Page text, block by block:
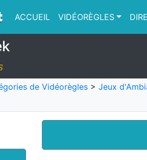
ACCUEIL VIDÉORÈGLES
de Vidéorègles > Jeux